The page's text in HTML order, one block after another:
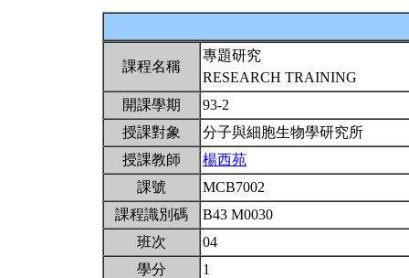
課程名稱
專題研究
RESEARCH TRAINING
開課學期
93-2
授課對象
分子與細胞生物學研究所
授課教師
楊西苑
課號
MCB7002
課程識別碼
B43 M0030
班次
04
學分
1